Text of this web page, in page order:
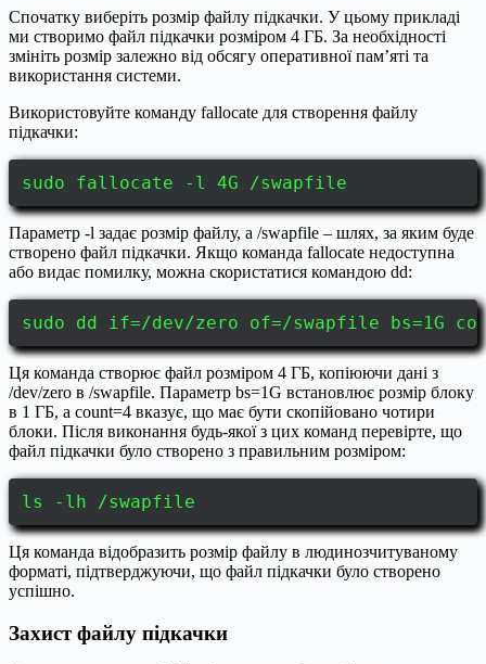
Спочатку виберіть розмір файлу підкачки. У цьому прикладі
ми створимо файл підкачки розміром 4 ГБ. За необхідності
змініть розмір залежно від обсягу оперативної пам’яті та
використання системи.
Використовуйте команду fallocate для створення файлу
підкачки:
sudo fallocate -l 4G /swapfile
Параметр -l задає розмір файлу, а /swapfile – шлях, за яким буде
створено файл підкачки. Якщо команда fallocate недоступна
або видає помилку, можна скористатися командою dd:
sudo dd if=/dev/zero of=/swapfile bs=1G
Ця команда створює файл розміром 4 ГБ, копіюючи дані з
/dev/zero в /swapfile. Параметр bs=1G встановлює розмір блоку
в 1 ГБ, а count=4 вказує, що має бути скопійовано чотири
блоки. Після виконання будь-якої з цих команд перевірте, що
файл підкачки було створено з правильним розміром:
ls -lh /swapfile
Ця команда відобразить розмір файлу в людинозчитуваному
форматі, підтверджуючи, що файл підкачки було створено
успішно.
Захист файлу підкачки